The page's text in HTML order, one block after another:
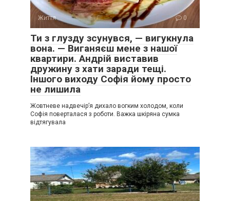
Життя 0
Ти з глузду зсунувся, — вигукнула
вона. — Виганяєш мене з нашої
квартири. Андрій виставив
дружину з хати заради тещі.
Іншого виходу Софія йому просто
не лишила
Жовтневе надвечір’я дихало вогким холодом, коли
Софія поверталася з роботи. Важка шкіряна сумка
відтягувала